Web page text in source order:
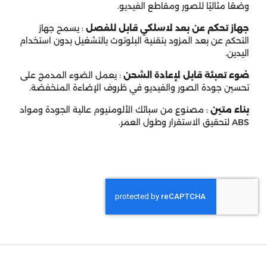
وضعًا مثاليًا للصور ومقاطع الفيديو.
جهاز تحكم عن بعد لاسلكي قابل للفصل : يسمح جهاز
التحكم عن بعد المزود بتقنية البلوتوث بالتشغيل بدون استخدام
اليدين.
ضوء تعبئة قابل لإعادة الشحن : يعمل الضوء المدمج على
تحسين جودة الصور والفيديو في ظروف الإضاءة المنخفضة.
بناء متين : مصنوع من سبائك الألومنيوم عالية الجودة ومواد
ABS لتحقيق الاستقرار وطول العمر.